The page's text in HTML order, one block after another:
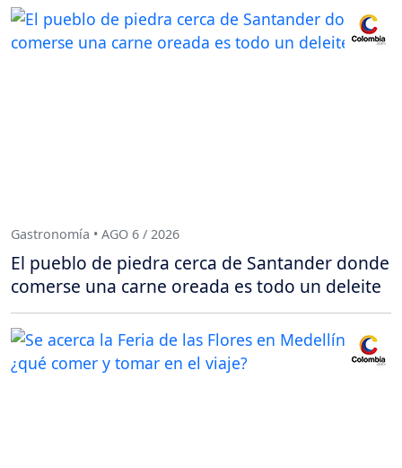
Gastronomía • AGO 6 / 2026
El pueblo de piedra cerca de Santander donde
comerse una carne oreada es todo un deleite